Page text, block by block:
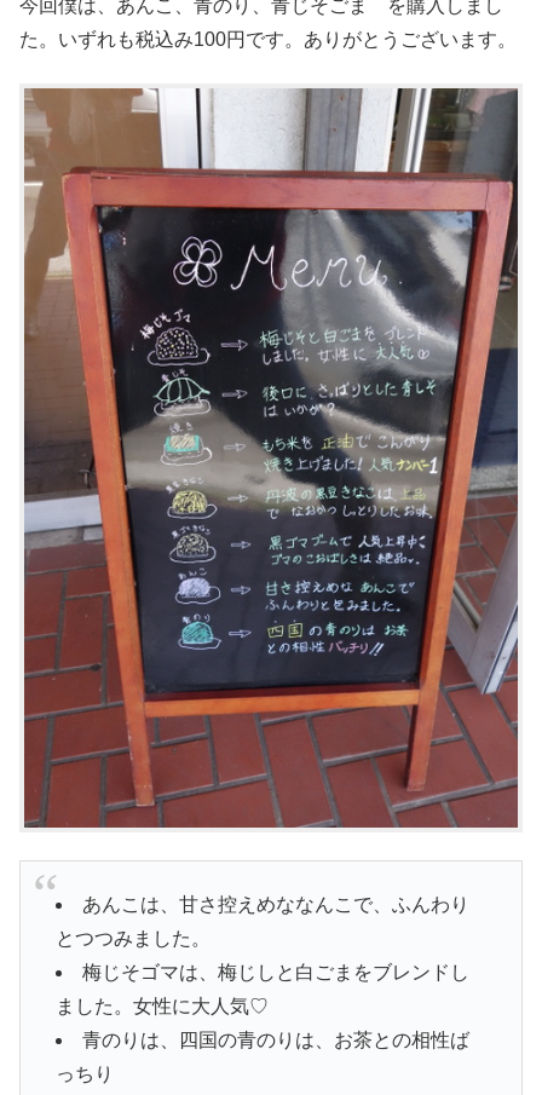
今回僕は、あんこ、青のり、青じそごま を購入しまし
た。いずれも税込み100円です。ありがとうございます。
あんこは、甘さ控えめななんこで、ふんわり
とつつみました。
梅じそゴマは、梅じしと白ごまをブレンドし
ました。女性に大人気♡
青のりは、四国の青のりは、お茶との相性ば
っちり